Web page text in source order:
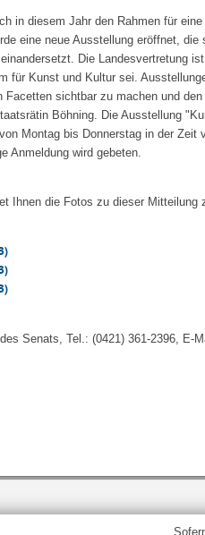
in diesem Jahr den Rahmen für
eine neue Ausstellung eröffnet,
Die Landesvertretung
für Kunst und Kultur sei.
Facetten sichtbar zu machen und
Böhning. Die Ausstellung
Montag bis Donnerstag in der Zeit
Anmeldung wird gebeten.
Ihnen die Fotos zu dieser Mitteilung
Senats, Tel.: (0421) 361-2396, E-